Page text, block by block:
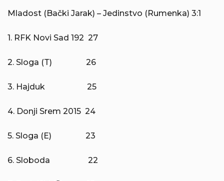
Mladost (Bački Jarak) – Jedinstvo (Rumenka) 3:1
1. RFK Novi Sad 192 27
2. Sloga (T) 26
3. Hajduk 25
4. Donji Srem 2015 24
5. Sloga (E) 23
6. Sloboda 22